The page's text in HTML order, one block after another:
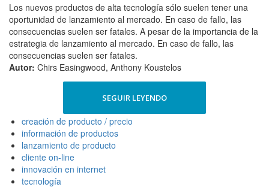
Los nuevos productos de alta tecnología sólo suelen tener una
oportunidad de lanzamiento al mercado. En caso de fallo, las
consecuencias suelen ser fatales. A pesar de la importancia de la
estrategia de lanzamiento al mercado. En caso de fallo, las
consecuencias suelen ser fatales.
Autor: Chirs Easingwood, Anthony Koustelos
SEGUIR LEYENDO
creación de producto / precio
información de productos
lanzamiento de producto
cliente on-line
innovación en internet
tecnología